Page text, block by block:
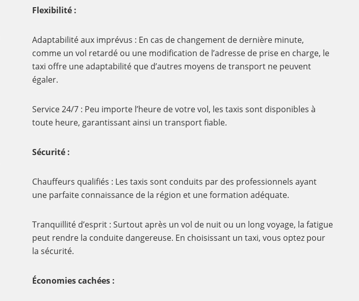
Flexibilité :
Adaptabilité aux imprévus : En cas de changement de dernière minute,
comme un vol retardé ou une modification de l’adresse de prise en charge, le
taxi offre une adaptabilité que d’autres moyens de transport ne peuvent
égaler.
Service 24/7 : Peu importe l’heure de votre vol, les taxis sont disponibles à
toute heure, garantissant ainsi un transport fiable.
Sécurité :
Chauffeurs qualifiés : Les taxis sont conduits par des professionnels ayant
une parfaite connaissance de la région et une formation adéquate.
Tranquillité d’esprit : Surtout après un vol de nuit ou un long voyage, la fatigue
peut rendre la conduite dangereuse. En choisissant un taxi, vous optez pour
la sécurité.
Économies cachées :